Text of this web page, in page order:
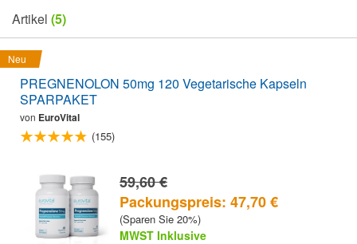
Artikel (5)
Neu
PREGNENOLON 50mg 120 Vegetarische Kapseln
SPARPAKET
von EuroVital
(155)
59,60 €
Packungspreis: 47,70 €
(Sparen Sie 20%)
MWST Inklusive